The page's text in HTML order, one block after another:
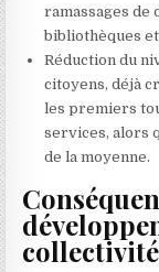
ramassages
bibliothèques
Réduction du
citoyens, déjà
les premiers
services, alors
de la moyenne.
collectivité